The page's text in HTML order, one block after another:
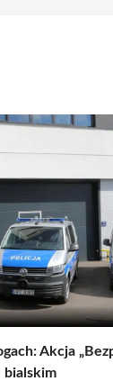
Akcja
bialskim